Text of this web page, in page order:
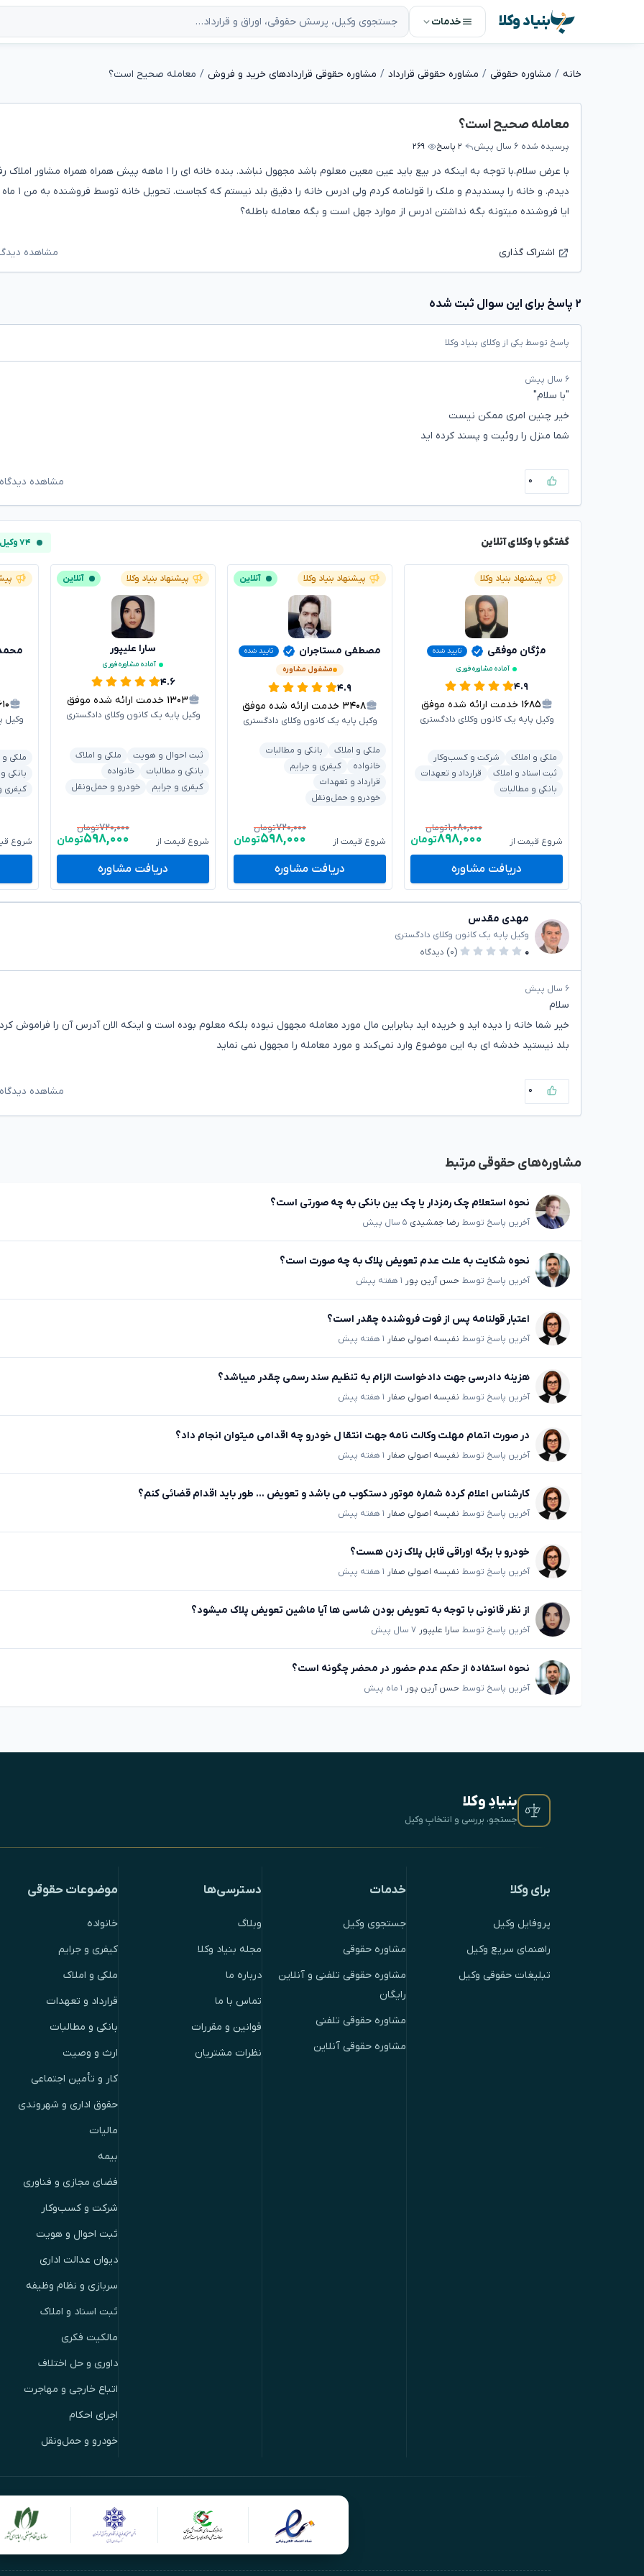
بنیاد وکلا خدمات
خانه مشاوره حقوقی مشاوره حقوقی قرارداد مشاوره حقوقی قراردادهای خرید و فروش معامله صحیح است؟
معامله صحیح است؟
پرسیده شده ۶ سال پیش ۲ پاسخ ۲۶۹
با عرض سلام.با توجه به اینکه در بیع باید عین معین معلوم باشد مجهول نباشد. بنده خانه ای را ۱ ماهه پیش همراه همراه
دیدم. و خانه را پسندیدم و ملک را
ایا فروشنده میتونه بگه نداشتن ادرس از موارد جهل است و بگه معامله باطله؟
اشتراک گذاری مشاهده
۲ پاسخ برای این سوال ثبت شده
پاسخ توسط یکی از وکلای بنیاد وکلا
۶ سال پیش
"با سلام"
خیر چنین امری ممکن نیست
شما منزل را روئیت و پسند کرده اید
۰ مشاهده
گفتگو با وکلای آنلاین ۷۴ وکیل آنلاین
پیشنهاد بنیاد وکلا
مژگان موفقی
تایید شده
آماده مشاوره فوری
۴.۹
۱۶۸۵ خدمت ارائه شده موفق
وکیل پایه یک کانون وکلای دادگستری
ملکی و املاک
شرکت و کسب‌وکار
ثبت اسناد و املاک
قرارداد و تعهدات
بانکی و مطالبات
شروع قیمت از
۱,۰۸۰,۰۰۰تومان
۸۹۸,۰۰۰تومان
دریافت مشاوره
پیشنهاد بنیاد وکلا آنلاین
مصطفی مستاجران
تایید شده
مشغول مشاوره
۴.۹
۳۴۰۸ خدمت ارائه شده موفق
وکیل پایه یک کانون وکلای دادگستری
ملکی و املاک
بانکی و مطالبات
خانواده
کیفری و جرایم
قرارداد و تعهدات
خودرو و حمل‌ونقل
شروع قیمت از
۷۲۰,۰۰۰تومان
۵۹۸,۰۰۰تومان
دریافت مشاوره
پیشنهاد بنیاد وکلا آنلاین
سارا علیپور
آماده مشاوره فوری
۴.۶
۱۳۰۳ خدمت ارائه شده موفق
وکیل پایه یک کانون وکلای دادگستری
ثبت احوال و هویت
ملکی و املاک
بانکی و مطالبات
خانواده
کیفری و جرایم
خودرو و حمل‌ونقل
شروع قیمت از
۷۲۰,۰۰۰تومان
۵۹۸,۰۰۰تومان
دریافت مشاوره
وکیل
ملکی و
بانکی
کیفری
شروع
مهدی مقدس
وکیل پایه یک کانون وکلای دادگستری
۰
(۰) دیدگاه
۶ سال پیش
سلام
خیر شما خانه را دیده اید و خریده اید بنابراین مال مورد معامله مجهول نبوده بلکه معلوم بوده است و اینکه الان آدرس آن را فراموش
بلد نیستید خدشه ای به این موضوع وارد نمی‌کند و مورد معامله را مجهول نمی نماید
۰ مشاهده
مشاوره‌های حقوقی مرتبط
نحوه استعلام چک رمزدار یا چک بین بانکی به چه صورتی است؟
آخرین پاسخ توسط رضا جمشیدی ۵ سال پیش
نحوه شکایت به علت عدم تعویض پلاک به چه صورت است؟
آخرین پاسخ توسط حسن آرین پور ۱ هفته پیش
اعتبار قولنامه پس از فوت فروشنده چقدر است؟
آخرین پاسخ توسط نفیسه اصولی صفار ۱ هفته پیش
هزینه دادرسی جهت دادخواست الزام به تنظیم سند رسمی چقدر میباشد؟
آخرین پاسخ توسط نفیسه اصولی صفار ۱ هفته پیش
در صورت اتمام مهلت وکالت نامه جهت انتقا ل خودرو چه اقدامی میتوان انجام داد؟
آخرین پاسخ توسط نفیسه اصولی صفار ۱ هفته پیش
کارشناس اعلام کرده شماره موتور دستکوب می باشد و تعویض ... طور باید اقدام قضائی کنم؟
آخرین پاسخ توسط نفیسه اصولی صفار ۱ هفته پیش
خودرو با برگه اوراقی قابل پلاک زدن هست؟
آخرین پاسخ توسط نفیسه اصولی صفار ۱ هفته پیش
از نظر قانونی با توجه به تعویض بودن شاسی ها آیا ماشین تعویض پلاک میشود؟
آخرین پاسخ توسط سارا علیپور ۷ سال پیش
نحوه استفاده از حکم عدم حضور در محضر چگونه است؟
آخرین پاسخ توسط حسن آرین پور ۱ ماه پیش
بنیادِ وکلا
جستجو، بررسی و انتخابِ وکیل
برای وکلا
پروفایل وکیل
راهنمای سریع وکیل
تبلیغات حقوقی وکیل
خدمات
جستجوی وکیل
مشاوره حقوقی
مشاوره حقوقی تلفنی و آنلاین
رایگان
مشاوره حقوقی تلفنی
مشاوره حقوقی آنلاین
دسترسی‌ها
وبلاگ
مجله بنیاد وکلا
درباره ما
تماس با ما
قوانین و مقررات
نظرات مشتریان
موضوعات حقوقی
خانواده
کیفری و جرایم
ملکی و املاک
قرارداد و تعهدات
بانکی و مطالبات
ارث و وصیت
کار و تأمین اجتماعی
حقوق اداری و شهروندی
مالیات
بیمه
فضای مجازی و فناوری
شرکت و کسب‌وکار
ثبت احوال و هویت
دیوان عدالت اداری
سربازی و نظام وظیفه
ثبت اسناد و املاک
مالکیت فکری
داوری و حل اختلاف
اتباع خارجی و مهاجرت
اجرای احکام
خودرو و حمل‌ونقل